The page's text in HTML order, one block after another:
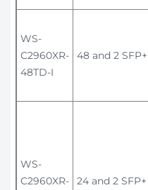
WS-
C2960XR-
48TD-I
48 and 2 SFP+
WS-
C2960XR-
24 and 2 SFP+